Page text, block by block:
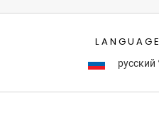
LANGUAGE
русский